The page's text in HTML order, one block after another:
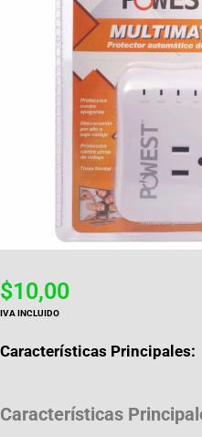
$10,00
IVA INCLUIDO
Características Principales:
Características